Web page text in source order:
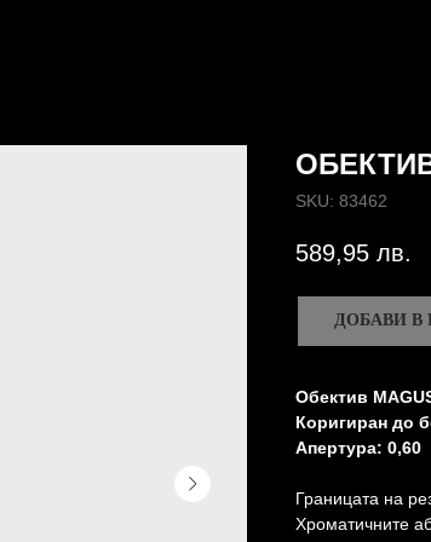
ОБЕКТИВ
SKU: 83462
589,95 лв.
ДОБАВИ В
Обектив
Коригиран до
Апертура: 0,60
Границата на
Хроматичните